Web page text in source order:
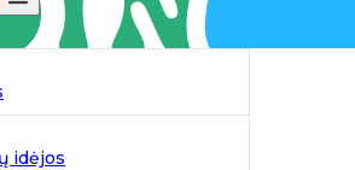
idėjos